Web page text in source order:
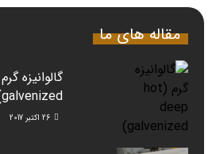
مقاله های ما
galvenized)
26 اکتبر 2017